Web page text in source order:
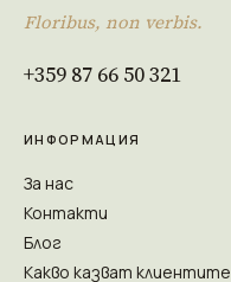
Floribus, non verbis.
+359 87 66 50 321
ИНФОРМАЦИЯ
За нас
Контакти
Блог
Какво казват клиентите